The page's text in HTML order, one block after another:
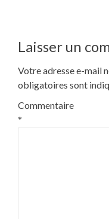
Laisser un
Votre adresse e-mail
obligatoires sont
Commentaire
*